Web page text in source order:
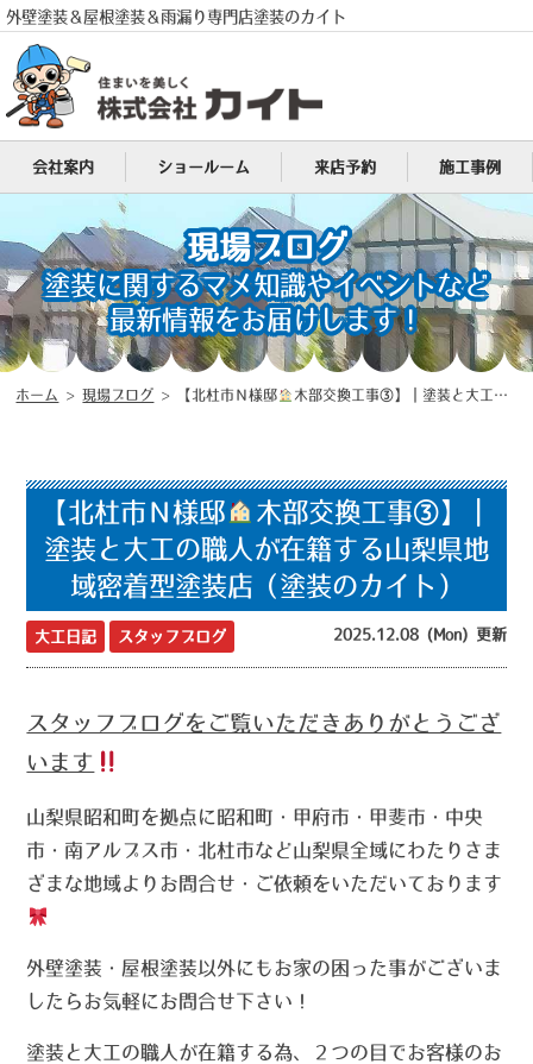
外壁塗装＆屋根塗装＆雨漏り専門店塗装のカイト
電話 MENU
会社案内 ショールーム 来店予約 施工事例
現場ブログ
塗装に関するマメ知識やイベントなど
最新情報をお届けします！
ホーム >現場ブログ > 【北杜市Ｎ様邸 木部交換工事③】｜塗装と大工の職人が在籍する山梨県地域密着型塗装店（塗装のカイト）
【北杜市Ｎ様邸
木部交換工事③】｜
塗装と大工の職人が在籍する山梨県地
域密着型塗装店（塗装のカイト）
大工日記 スタッフブログ 2025.12.08 (Mon) 更新
スタッフブログをご覧いただきありがとうござ
います
山梨県昭和町を拠点に昭和町・甲府市・甲斐市・中央
市・南アルプス市・北杜市など山梨県全域にわたりさま
ざまな地域よりお問合せ・ご依頼をいただいております
外壁塗装・屋根塗装以外にもお家の困った事がございま
したらお気軽にお問合せ下さい！
塗装と大工の職人が在籍する為、２つの目でお客様のお